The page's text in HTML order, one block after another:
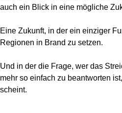
auch ein Blick in eine mögliche
Eine Zukunft, in der ein einziger
Regionen in Brand zu setzen.
Und in der die Frage, wer das
mehr so einfach zu beantworten
scheint.